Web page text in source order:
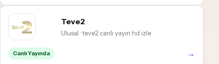
Teve2
Ulusal · teve2 canlı yayın hd izle
Canlı Yayında →